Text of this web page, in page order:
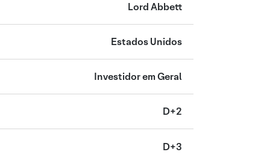
Lord Abbett
Estados Unidos
Investidor em Geral
D+2
D+3